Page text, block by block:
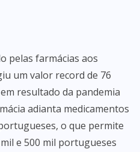
pelas farmácias aos
um valor record de 76
resultado da pandemia
adianta medicamentos
o que permite
e 500 mil portugueses